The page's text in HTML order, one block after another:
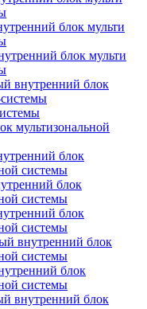
блок мульти
блок мульти
внутренний блок
мультизональной
блок
системы
блок
системы
блок
системы
внутренний блок
системы
блок
системы
внутренний блок